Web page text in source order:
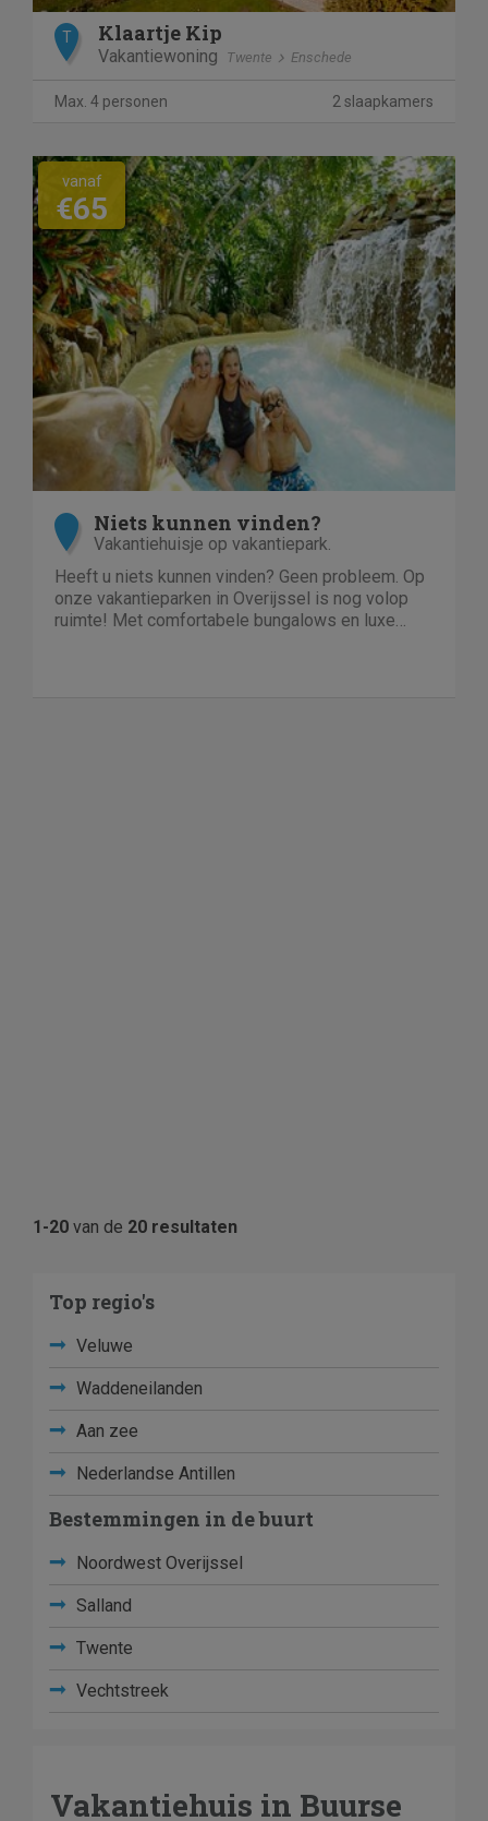
T Klaartje Kip
Vakantiewoning Twente Enschede
Max. 4 personen 2 slaapkamers
vanaf
€65
Niets kunnen vinden?
Vakantiehuisje op vakantiepark.
Heeft u niets kunnen vinden? Geen probleem. Op
onze vakantieparken in Overijssel is nog volop
ruimte! Met comfortabele bungalows en luxe
1-20 van de 20 resultaten
Top regio's
Veluwe
Waddeneilanden
Aan zee
Nederlandse Antillen
Bestemmingen in de buurt
Noordwest Overijssel
Salland
Twente
Vechtstreek
Vakantiehuis in Buurse